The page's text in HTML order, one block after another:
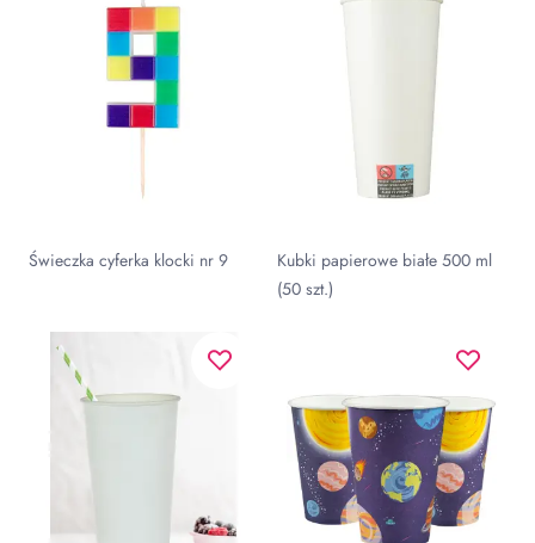
Świeczka cyferka klocki nr 9
Kubki papierowe białe 500 ml
(50 szt.)